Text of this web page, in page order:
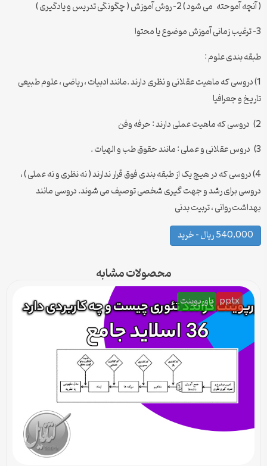
( آنچه آموحته می شود ) 2- روش آموزش ( چگونگی تدریس و یادگیری )
3- ترغیب زمانی آموزش موضوع یا محتوا
طبقه بندی علوم :
1) دروسی که ماهیت عقلانی و نظری دارند .مانند ادبیات ، ریاضی ، علوم طبیعی
تاریخ و جعرافیا
2) دروسی که ماهیت عملی دارند : حرفه وفن
3) دروس عقلانی و عملی : مانند حقوق طب و الهیات .
4) دروسی که در هیچ یک از طبقه بندی فوق قرار ندارند ( نه نظری و نه عملی ) ،
دروسی برای رشد و جهت گیری شخصی توصیف می شوند. دروسی مانند
بهداشت روانی ، تربیت بدنی
540,000 ریال – خرید
محصولات مشابه
pptx پاورپوینت